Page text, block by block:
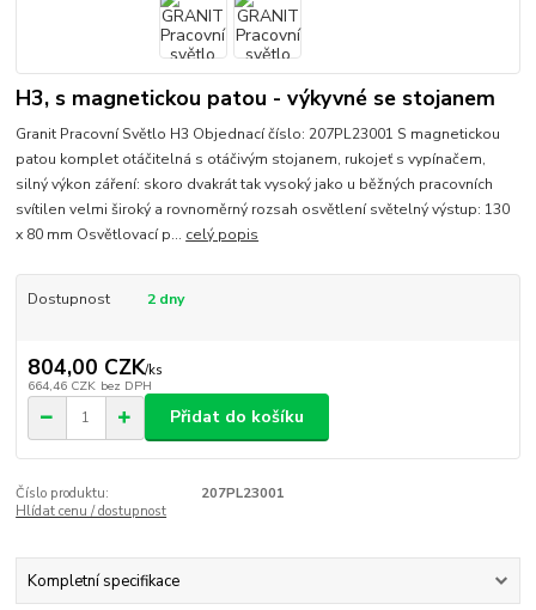
H3, s magnetickou patou - výkyvné se stojanem
Granit Pracovní Světlo H3 Objednací číslo: 207PL23001 S magnetickou
patou komplet otáčitelná s otáčivým stojanem, rukojeť s vypínačem,
silný výkon záření: skoro dvakrát tak vysoký jako u běžných pracovních
svítilen velmi široký a rovnoměrný rozsah osvětlení světelný výstup: 130
x 80 mm Osvětlovací p... celý popis
Dostupnost 2 dny
804,00 CZK/ks
664,46 CZK bez DPH
Přidat do košíku
Číslo produktu:
207PL23001
Hlídat cenu / dostupnost
Kompletní specifikace